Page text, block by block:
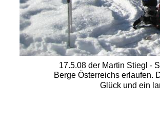
17.5.08 der Martin Stiegl -
Berge Österreichs erlaufen.
Glück und ein